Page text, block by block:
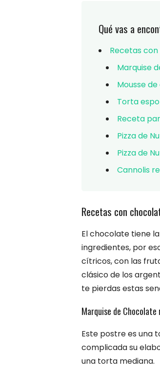
Qué vas a
Recetas
Marquise
Mousse
Torta
Receta
Pizza de
Pizza de
Cannolis
Recetas con
El chocolate tiene
ingredientes, por
cítricos, con las
clásico de los
te pierdas estas
Marquise de
Este postre es una
complicada su
una torta mediana.